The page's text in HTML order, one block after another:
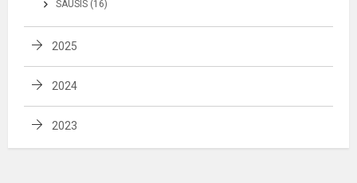
SAUSIS (16)
2025
2024
2023